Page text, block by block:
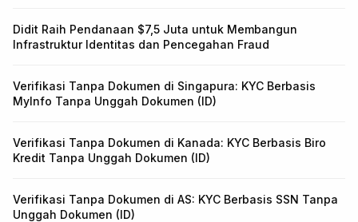
Didit Raih Pendanaan $7,5 Juta untuk Membangun
Infrastruktur Identitas dan Pencegahan Fraud
Verifikasi Tanpa Dokumen di Singapura: KYC Berbasis
MyInfo Tanpa Unggah Dokumen (ID)
Verifikasi Tanpa Dokumen di Kanada: KYC Berbasis Biro
Kredit Tanpa Unggah Dokumen (ID)
Verifikasi Tanpa Dokumen di AS: KYC Berbasis SSN Tanpa
Unggah Dokumen (ID)